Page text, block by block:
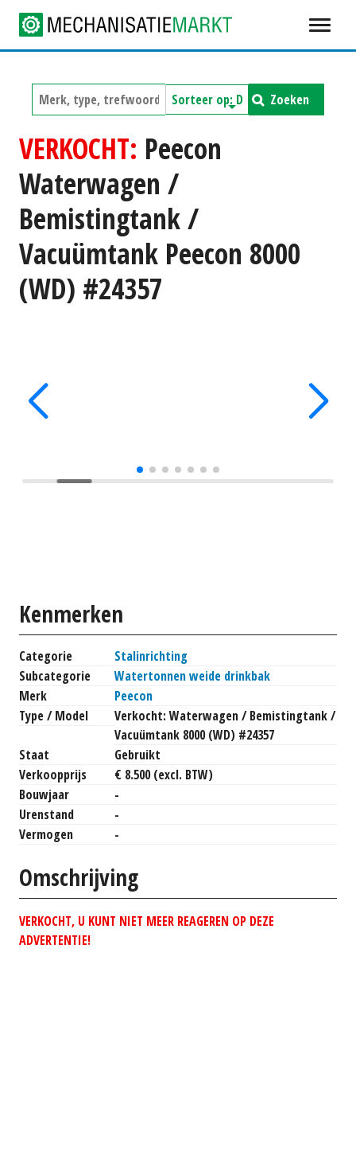
Zoeken
VERKOCHT: Peecon
Waterwagen /
Bemistingtank /
Vacuümtank Peecon 8000
(WD) #24357
Kenmerken
Categorie
Stalinrichting
Subcategorie
Watertonnen weide drinkbak
Merk
Peecon
Type / Model
Verkocht: Waterwagen / Bemistingtank /
Vacuümtank 8000 (WD) #24357
Staat
Gebruikt
Verkoopprijs
€ 8.500 (excl. BTW)
Bouwjaar
-
Urenstand
-
Vermogen
-
Omschrijving
VERKOCHT, U KUNT NIET MEER REAGEREN OP DEZE
ADVERTENTIE!